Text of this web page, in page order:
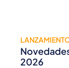
2026